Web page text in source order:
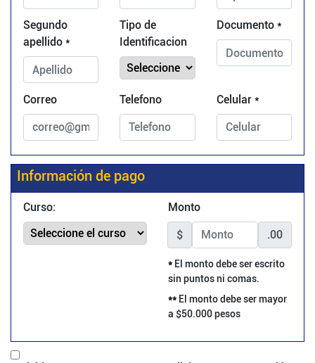
Segundo
apellido *
Tipo de
Identificacion
Documento *
Correo Telefono Celular *
Información de pago
Curso: Monto
$ .00
* El monto debe ser escrito
sin puntos ni comas.
** El monto debe ser mayor
a $50.000 pesos